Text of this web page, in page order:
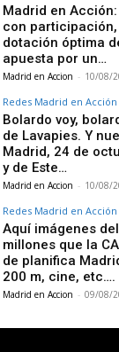
Madrid en
con
dotación óptima
apuesta por un…
Madrid en Accion - 10/08/
Redes Madrid en Acción
Bolardo voy,
de Lavapies. Y
Madrid, 24 de
y de Este…
Madrid en Accion - 10/08/
Redes Madrid en Acción
Aquí imágenes
millones que la
de planifica
200 m, cine, etc….
Madrid en Accion - 09/08/